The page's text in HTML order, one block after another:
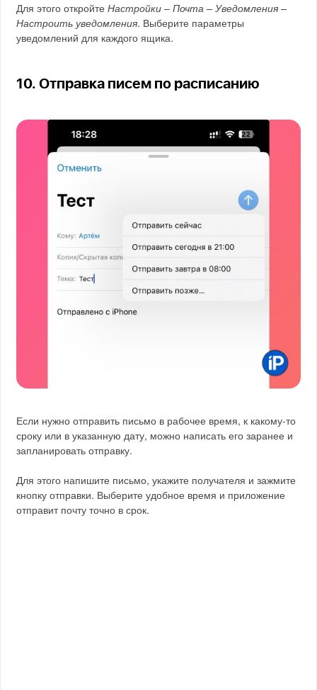
Для этого откройтеНастройки – Почта – Уведомления –
Настроить уведомления. Выберите параметры
уведомлений для каждого ящика.
10. Отправка писем по расписанию
Если нужно отправить письмо в рабочее время, к какому-то
сроку или в указанную дату, можно написать его заранее и
запланировать отправку.
Для этого напишите письмо, укажите получателя и зажмите
кнопку отправки. Выберите удобное время и приложение
отправит почту точно в срок.